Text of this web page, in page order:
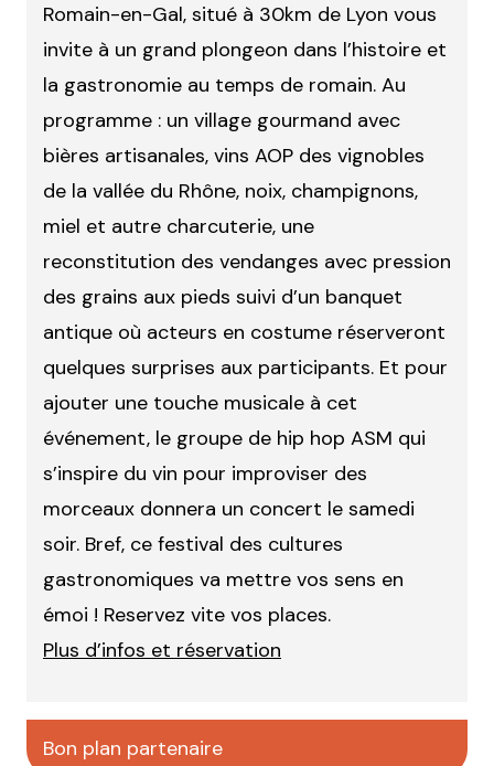
Romain-en-Gal, situé à 30km de Lyon vous
invite à un grand plongeon dans l’histoire et
la gastronomie au temps de romain. Au
programme : un village gourmand avec
bières artisanales, vins AOP des vignobles
de la vallée du Rhône, noix, champignons,
miel et autre charcuterie, une
reconstitution des vendanges avec pression
des grains aux pieds suivi d’un banquet
antique où acteurs en costume réserveront
quelques surprises aux participants. Et pour
ajouter une touche musicale à cet
événement, le groupe de hip hop ASM qui
s’inspire du vin pour improviser des
morceaux donnera un concert le samedi
soir. Bref, ce festival des cultures
gastronomiques va mettre vos sens en
émoi ! Reservez vite vos places.
Plus d’infos et réservation
Bon plan partenaire